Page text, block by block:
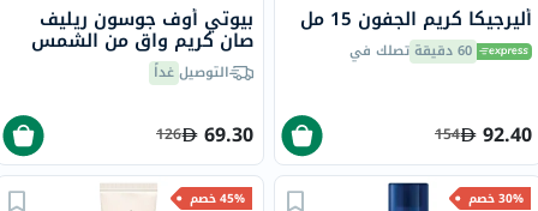
أليرجيكا كريم الجفون 15 مل
60 دقيقة تصلك في
92.40
154
بيوتي أوف جوسون ريليف
صان كريم واقٍ من الشمس
عضوي بلأرز والبروبيوتيك
التوصيلغداً
69.30
126
30% خصم
45% خصم